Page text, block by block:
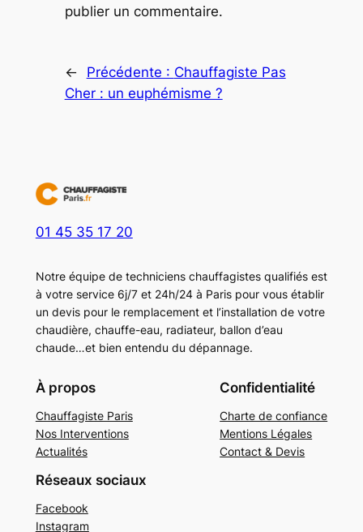
publier un commentaire.
← Précédente : Chauffagiste Pas
Cher : un euphémisme ?
01 45 35 17 20
Notre équipe de techniciens chauffagistes qualifiés est
à votre service 6j/7 et 24h/24 à Paris pour vous établir
un devis pour le remplacement et l’installation de votre
chaudière, chauffe-eau, radiateur, ballon d’eau
chaude…et bien entendu du dépannage.
À propos
Chauffagiste Paris
Nos Interventions
Actualités
Confidentialité
Charte de confiance
Mentions Légales
Contact & Devis
Réseaux sociaux
Facebook
Instagram